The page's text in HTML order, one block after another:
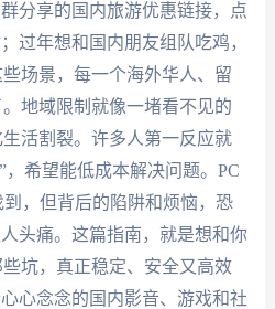
分享的国内旅游优惠链接，点
过年想和国内朋友组队吃鸡，
场景，每一个海外华人、留
地域限制就像一堵看不见的
活割裂。许多人第一反应就
，希望能低成本解决问题。PC
，但背后的陷阱和烦恼，恐
头痛。这篇指南，就是想和你
坑，真正稳定、安全又高效
心念念的国内影音、游戏和社